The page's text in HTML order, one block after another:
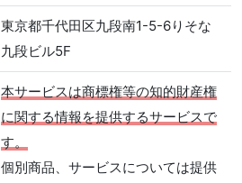
東京都千代田区九段南1-5-6りそな
九段ビル5F
本サービスは商標権等の知的財産権
に関する情報を提供するサービスで
す。
個別商品、サービスについては提供